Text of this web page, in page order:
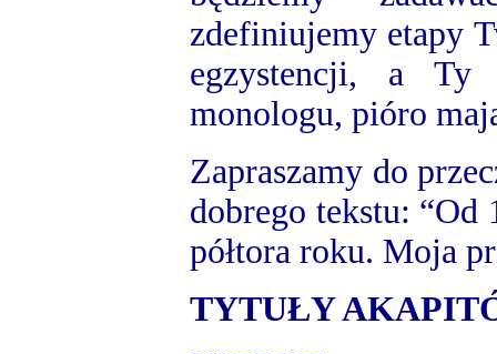
zdefiniujemy etapy
egzystencji, a
monologu, pióro
Zapraszamy do
dobrego tekstu:
półtora roku. Moja
TYTUŁY